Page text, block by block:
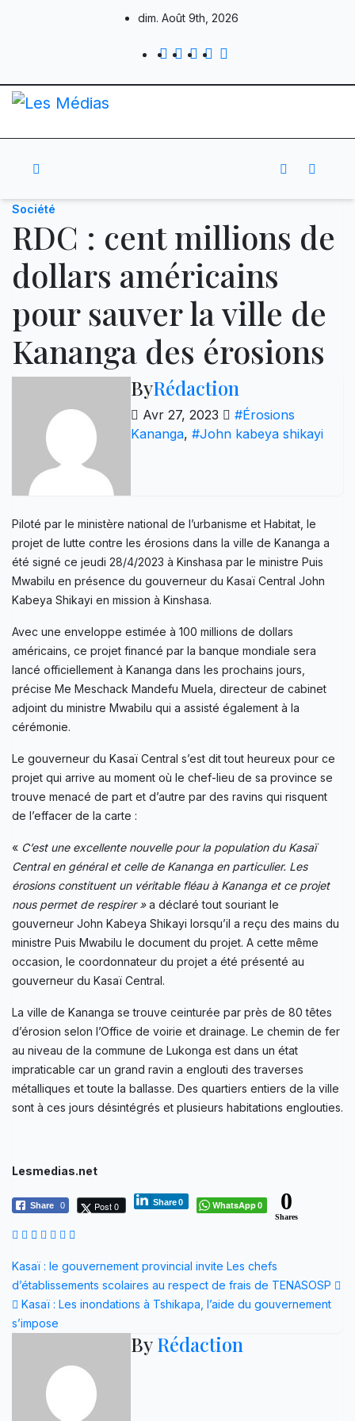
dim. Août 9th, 2026
Société
RDC : cent millions de
dollars américains
pour sauver la ville de
Kananga des érosions
ByRédaction
Avr 27, 2023
#Érosions
Kananga, #John kabeya shikayi
Piloté par le ministère national de l’urbanisme et Habitat, le
projet de lutte contre les érosions dans la ville de Kananga a
été signé ce jeudi 28/4/2023 à Kinshasa par le ministre Puis
Mwabilu en présence du gouverneur du Kasaï Central John
Kabeya Shikayi en mission à Kinshasa.
Avec une enveloppe estimée à 100 millions de dollars
américains, ce projet financé par la banque mondiale sera
lancé officiellement à Kananga dans les prochains jours,
précise Me Meschack Mandefu Muela, directeur de cabinet
adjoint du ministre Mwabilu qui a assisté également à la
cérémonie.
Le gouverneur du Kasaï Central s’est dit tout heureux pour ce
projet qui arrive au moment où le chef-lieu de sa province se
trouve menacé de part et d’autre par des ravins qui risquent
de l’effacer de la carte :
« C’est une excellente nouvelle pour la population du Kasaï
Central en général et celle de Kananga en particulier. Les
érosions constituent un véritable fléau à Kananga et ce projet
nous permet de respirer »a déclaré tout souriant le
gouverneur John Kabeya Shikayi lorsqu’il a reçu des mains du
ministre Puis Mwabilu le document du projet. A cette même
occasion, le coordonnateur du projet a été présenté au
gouverneur du Kasaï Central.
La ville de Kananga se trouve ceinturée par près de 80 têtes
d’érosion selon l’Office de voirie et drainage. Le chemin de fer
au niveau de la commune de Lukonga est dans un état
impraticable car un grand ravin a englouti des traverses
métalliques et toute la ballasse. Des quartiers entiers de la ville
sont à ces jours désintégrés et plusieurs habitations englouties.
Lesmedias.net
Share 0 Post 0 Share0 WhatsApp0 0
Shares
Navigation
de
l’article
Kasaï : le gouvernement provincial invite Les chefs
d’établissements scolaires au respect de frais de TENASOSP
Kasaï : Les inondations à Tshikapa, l’aide du gouvernement
s’impose
ByRédaction